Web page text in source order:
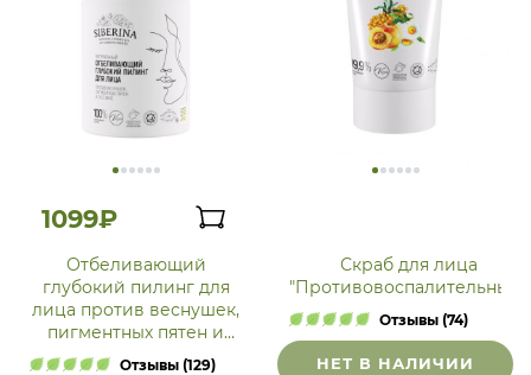
1099₽
Отбеливающий
глубокий пилинг для
лица против веснушек,
пигментных пятен и
постакне
Отзывы (129)
Скраб для лица
"Противовоспалительный"
Отзывы (74)
НЕТ В НАЛИЧИИ